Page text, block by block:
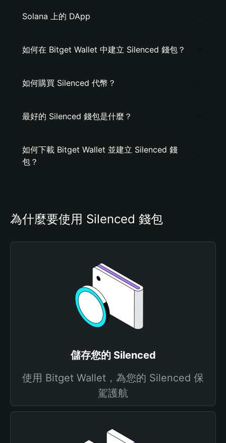
Solana 上的 DApp
如何在 Bitget Wallet 中建立 Silenced 錢包？
如何購買 Silenced 代幣？
最好的 Silenced 錢包是什麼？
如何下載 Bitget Wallet 並建立 Silenced 錢
包？
為什麼要使用 Silenced 錢包
儲存您的 Silenced
使用 Bitget Wallet，為您的 Silenced 保
駕護航